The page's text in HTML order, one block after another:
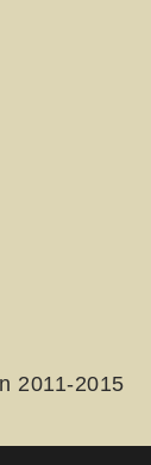
2011-2015